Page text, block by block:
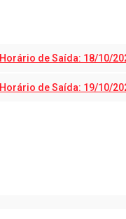
Horário de Saída: 18/10/
Horário de Saída: 19/10/